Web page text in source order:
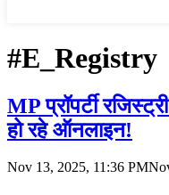
#E_Registry
MP प्रॉपर्टी
हो रहे ऑनलाइन!
Nov 13, 2025, 11:36 PM